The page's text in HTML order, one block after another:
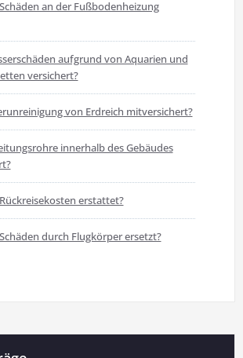
an der Fußbodenheizung
aufgrund von Aquarien und
versichert?
von Erdreich mitversichert?
innerhalb des Gebäudes
erstattet?
durch Flugkörper ersetzt?